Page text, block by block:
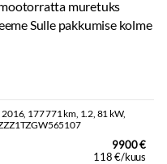
muretuks
Sulle pakkumise kolme
9900 €
118 €/kuus